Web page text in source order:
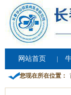
网站首页
您现在所在位置：